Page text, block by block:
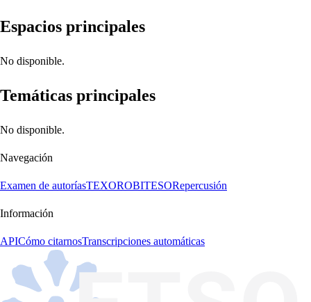
Espacios principales
No disponible.
Temáticas principales
No disponible.
Navegación
Examen de autoríasTEXOROBITESORepercusión
Información
APICómo citarnosTranscripciones automáticas